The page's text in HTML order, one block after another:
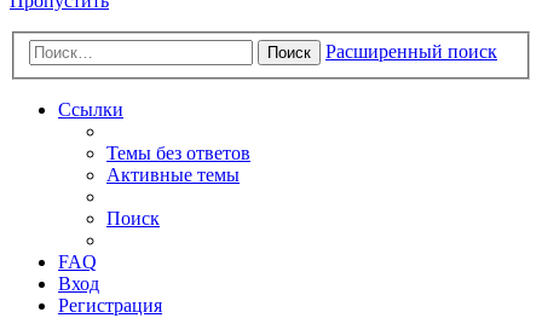
Поиск Расширенный поиск
Ссылки
Темы без ответов
Активные темы
Поиск
FAQ
Вход
Регистрация